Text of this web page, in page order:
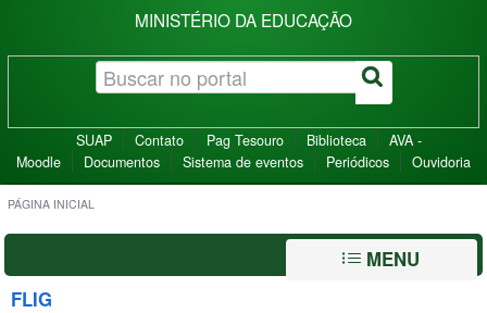
MINISTÉRIO DA EDUCAÇÃO
SUAP Contato Pag Tesouro Biblioteca
AVA -
Moodle
Documentos Sistema de eventos Periódicos Ouvidoria
PÁGINA INICIAL
MENU
FLIG